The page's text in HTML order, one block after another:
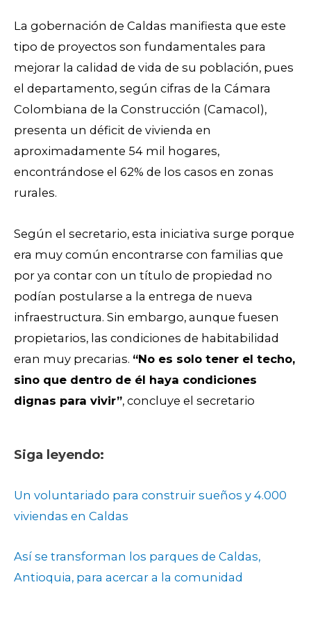
La gobernación de Caldas manifiesta que este
tipo de proyectos son fundamentales para
mejorar la calidad de vida de su población, pues
el departamento, según cifras de la Cámara
Colombiana de la Construcción (Camacol),
presenta un déficit de vivienda en
aproximadamente 54 mil hogares,
encontrándose el 62% de los casos en zonas
rurales.
Según el secretario, esta iniciativa surge porque
era muy común encontrarse con familias que
por ya contar con un título de propiedad no
podían postularse a la entrega de nueva
infraestructura. Sin embargo, aunque fuesen
propietarios, las condiciones de habitabilidad
eran muy precarias. “No es solo tener el techo,
sino que dentro de él haya condiciones
dignas para vivir”, concluye el secretario
Siga leyendo:
Un voluntariado para construir sueños y 4.000
viviendas en Caldas
Así se transforman los parques de Caldas,
Antioquia, para acercar a la comunidad